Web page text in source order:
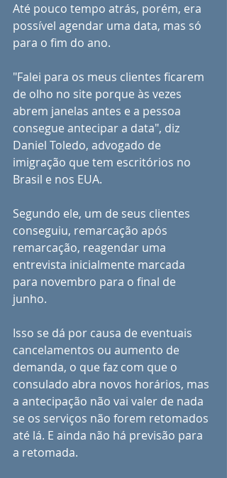
Até pouco tempo atrás, porém, era
possível agendar uma data, mas só
para o fim do ano.
"Falei para os meus clientes ficarem
de olho no site porque às vezes
abrem janelas antes e a pessoa
consegue antecipar a data", diz
Daniel Toledo, advogado de
imigração que tem escritórios no
Brasil e nos EUA.
Segundo ele, um de seus clientes
conseguiu, remarcação após
remarcação, reagendar uma
entrevista inicialmente marcada
para novembro para o final de
junho.
Isso se dá por causa de eventuais
cancelamentos ou aumento de
demanda, o que faz com que o
consulado abra novos horários, mas
a antecipação não vai valer de nada
se os serviços não forem retomados
até lá. E ainda não há previsão para
a retomada.